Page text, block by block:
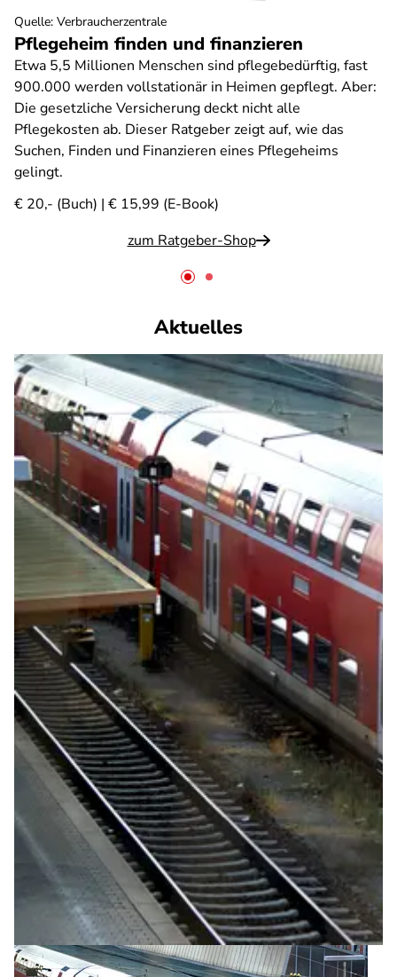
Pflegeheim finden und finanzieren
Etwa 5,5 Millionen Menschen sind pflegebedürftig, fast
900.000 werden vollstationär in Heimen gepflegt. Aber:
Die gesetzliche Versicherung deckt nicht alle
Pflegekosten ab. Dieser Ratgeber zeigt auf, wie das
Suchen, Finden und Finanzieren eines Pflegeheims
gelingt.
€ 20,- (Buch) | € 15,99 (E-Book)
zum Ratgeber-Shop
Quelle: Verbraucherzentrale
Aktuelles